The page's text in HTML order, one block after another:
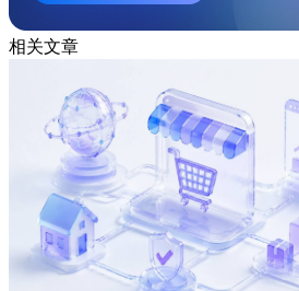
相关文章